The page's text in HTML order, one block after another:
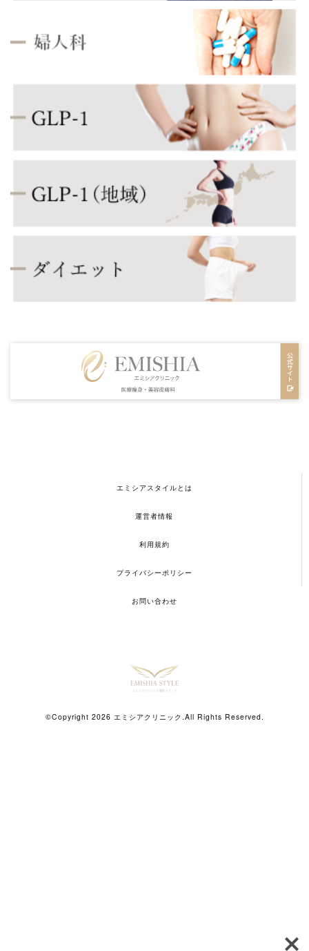
エミシアスタイルとは
運営者情報
利用規約
プライバシーポリシー
お問い合わせ
©Copyright 2026 エミシアクリニック.All Rights Reserved.